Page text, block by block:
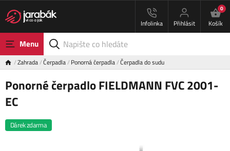
Infolinka Přihlásit
0
Košík
Menu
Zahrada Čerpadla Ponorná čerpadla Čerpadla do sudu
Ponorné čerpadlo FIELDMANN FVC 2001-
EC
Dárek zdarma